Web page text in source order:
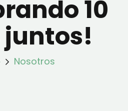
10
juntos!
Nosotros